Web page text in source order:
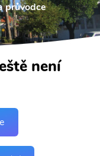
průvodce
není